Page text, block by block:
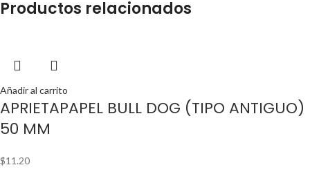
Productos relacionados
Añadir al carrito
APRIETAPAPEL BULL DOG (TIPO ANTIGUO)
50 MM
$11.20